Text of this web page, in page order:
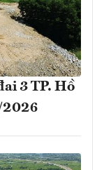
3 TP. Hồ
2026